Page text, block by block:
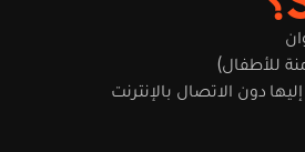
للأطفال)
دون الاتصال بالإنترنت